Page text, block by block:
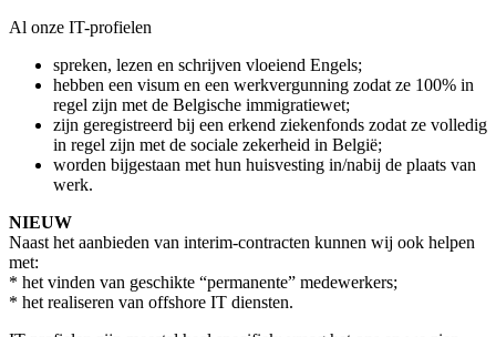
Al onze IT-profielen
spreken, lezen en schrijven vloeiend Engels;
hebben een visum en een werkvergunning zodat ze 100% in
regel zijn met de Belgische immigratiewet;
zijn geregistreerd bij een erkend ziekenfonds zodat ze volledig
in regel zijn met de sociale zekerheid in België;
worden bijgestaan met hun huisvesting in/nabij de plaats van
werk.
NIEUW
Naast het aanbieden van interim-contracten kunnen wij ook helpen
met:
* het vinden van geschikte “permanente” medewerkers;
* het realiseren van offshore IT diensten.